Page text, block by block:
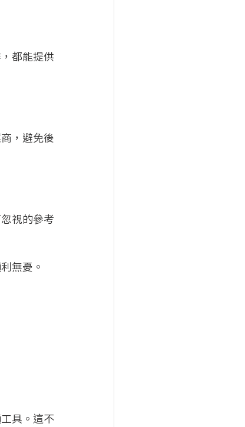
都能提供
，避免後
視的參考
無憂。
具。這不